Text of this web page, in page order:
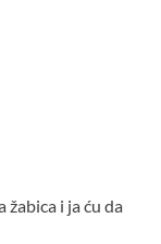
žabica i ja ću da